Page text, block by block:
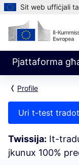
Sit web uffiċjali
Pjattaforma
Profile
Uri t-test
Twissija: It-
jkunux 100%